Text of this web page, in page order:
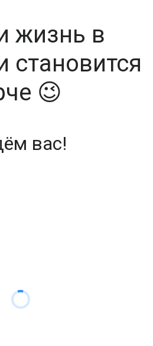
жизнь в
становится
😉
вас!